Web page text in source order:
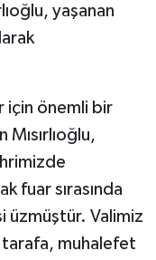
yaşanan
için önemli bir
fuar sırasında
Valimiz
muhalefet